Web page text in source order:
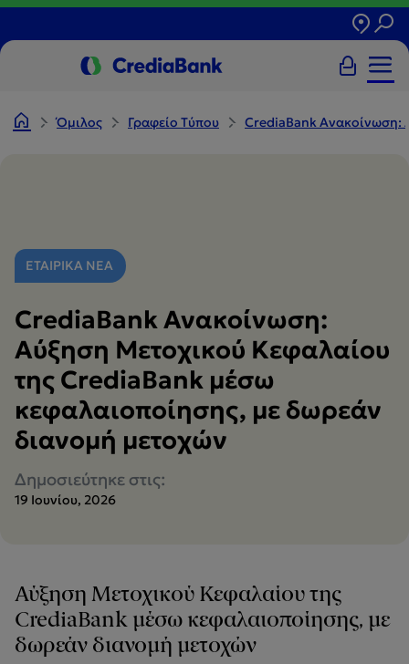
Όμιλος Γραφείο Tύπου CrediaBank Ανακοίνωση:
ΕΤΑΙΡΙΚΑ ΝΕΑ
CrediaBank Ανακοίνωση:
Αύξηση Μετοχικού Κεφαλαίου
της CrediaBank μέσω
κεφαλαιοποίησης, με δωρεάν
διανομή μετοχών
Δημοσιεύτηκε στις:
19 Ιουνίου, 2026
Αύξηση Μετοχικού Κεφαλαίου της
CrediaBank μέσω κεφαλαιοποίησης, με
δωρεάν διανομή μετοχών